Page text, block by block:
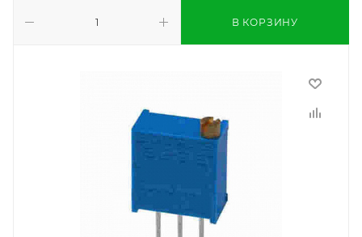
В КОРЗИНУ